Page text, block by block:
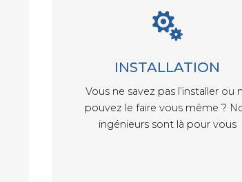

INSTALLATION
Vous ne savez pas l’installer ou
pouvez le faire vous même ?
ingénieurs sont là pour vous